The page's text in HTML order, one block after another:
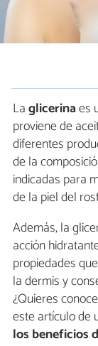
Laglicerinaes
proviene de
diferentes
de la
indicadas para
de la piel del
Además, la
acción
propiedades
la dermis y
¿Quieres
este artículo de
los beneficios